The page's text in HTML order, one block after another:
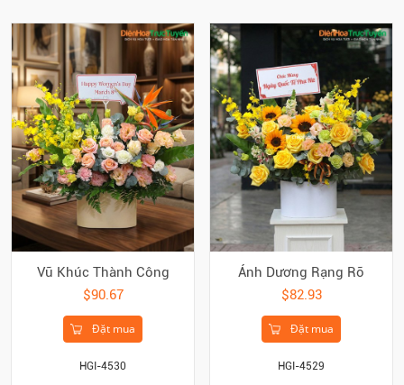
Vũ Khúc Thành Công
$90.67
Đặt mua
HGI-4530
Ánh Dương Rạng Rỡ
$82.93
Đặt mua
HGI-4529